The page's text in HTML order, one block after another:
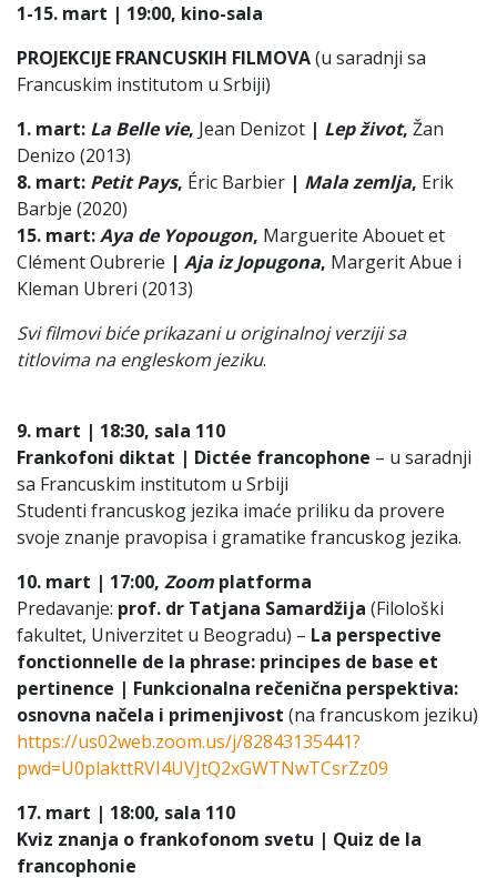
1-15. mart | 19:00, kino-sala
PROJEKCIJE FRANCUSKIH FILMOVA(u saradnji sa
Francuskim institutom u Srbiji)
1. mart: La Belle vie, Jean Denizot | Lep život, Žan
Denizo (2013)
8. mart: Petit Pays, Éric Barbier | Mala zemlja, Erik
Barbje (2020)
15. mart:Aya de Yopougon, Marguerite Abouet et
Clément Oubrerie | Aja iz Jopugona, Margerit Abue i
Kleman Ubreri (2013)
Svi filmovi biće prikazani u originalnoj verziji sa
titlovima na engleskom jeziku.
9. mart | 18:30, sala 110
Frankofoni diktat | Dictée francophone – u saradnji
sa Francuskim institutom u Srbiji
Studenti francuskog jezika imaće priliku da provere
svoje znanje pravopisa i gramatike francuskog jezika.
10. mart | 17:00, Zoom platforma
Predavanje: prof. dr Tatjana Samardžija (Filološki
fakultet, Univerzitet u Beogradu) – La perspective
fonctionnelle de la phrase: principes de base et
pertinence | Funkcionalna rečenična perspektiva:
osnovna načela i primenjivost (na francuskom jeziku)
https://us02web.zoom.us/j/82843135441?
pwd=U0plakttRVI4UVJtQ2xGWTNwTCsrZz09
17. mart | 18:00, sala 110
Kviz znanja o frankofonom svetu | Quiz de la
francophonie